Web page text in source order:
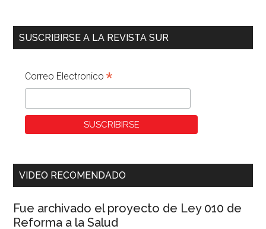
SUSCRIBIRSE A LA REVISTA SUR
Correo Electronico*
VIDEO RECOMENDADO
Fue archivado el proyecto de Ley 010 de
Reforma a la Salud